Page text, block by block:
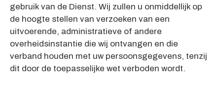
gebruik van de Dienst. Wij zullen u onmiddellijk op
de hoogte stellen van verzoeken van een
uitvoerende, administratieve of andere
overheidsinstantie die wij ontvangen en die
verband houden met uw persoonsgegevens, tenzij
dit door de toepasselijke wet verboden wordt.